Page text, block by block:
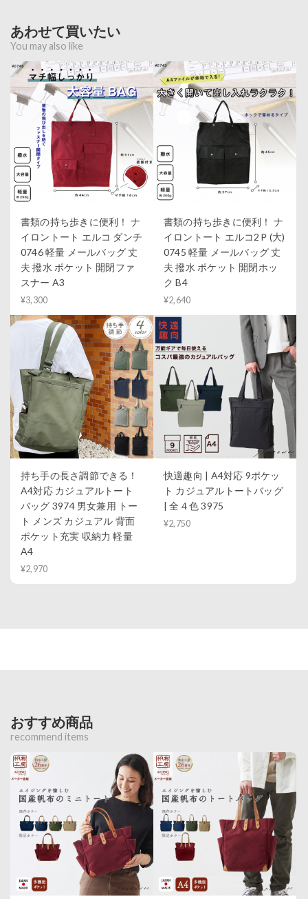
あわせて買いたい
You may also like
書類の持ち歩きに便利！ ナ
イロントート エルコ ダンチ
0746 軽量 メールバッグ 丈
夫 撥水 ポケット 開閉ファ
スナー A3
¥3,300
書類の持ち歩きに便利！ ナ
イロントート エルコ2Ｐ(大)
0745 軽量 メールバッグ 丈
夫 撥水 ポケット 開閉ホッ
ク B4
¥2,640
持ち手の長さ調節できる！
A4対応 カジュアルトート
バッグ 3974 男女兼用 トー
ト メンズ カジュアル 背面
ポケット充実 収納力 軽量
A4
¥2,970
快適趣向 | A4対応 9ポケッ
ト カジュアルトートバッグ
| 全４色 3975
¥2,750
おすすめ商品
recommend items